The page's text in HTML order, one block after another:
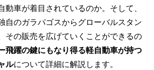
動車が着目されているのか。そして、
自のガラパゴスからグローバルスタン
その販売を広げていくことができるの
飛躍の鍵にもなり得る軽自動車が持つ
ルについて詳細に解説します。